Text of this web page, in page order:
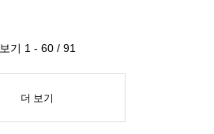
더 보기
보기 1 - 60 / 91